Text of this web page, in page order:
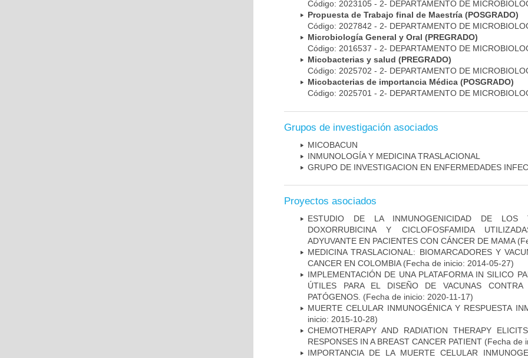
Código: 2023105 - 2- DEPARTAMENTO DE
Propuesta de Trabajo final de Maestría (POSGRADO)
Código: 2027842 - 2- DEPARTAMENTO DE
Microbiología General y Oral (PREGRADO)
Código: 2016537 - 2- DEPARTAMENTO DE
Micobacterias y salud (PREGRADO)
Código: 2025702 - 2- DEPARTAMENTO DE
Micobacterias de importancia Médica (POSGRADO)
Código: 2025701 - 2- DEPARTAMENTO DE
Grupos de investigación asociados
MICOBAC­UN
INMUNOLOGÍA Y MEDICINA TRASLACIONAL
GRUPO DE INVESTIGACION EN ENFERMEDADES
Proyectos asociados
ESTUDIO DE LA INMUNOGENICIDAD DE LOS
DOXORRUBICINA Y CICLOFOSFAMIDA
ADYUVANTE EN PACIENTES CON CÁNCER DE MAMA
MEDICINA TRASLACIONAL: BIOMARCADORES Y
CANCER EN COLOMBIA(Fecha de inicio: 2014-05-27)
IMPLEMENTACIÓN DE UNA PLATAFORMA IN SILICO
ÚTILES PARA EL DISEÑO DE VACUNAS
PATÓGENOS. (Fecha de inicio: 2020-11-17)
MUERTE CELULAR INMUNOGÉNICA Y RESPUESTA
inicio: 2015-10-28)
CHEMOTHERAPY AND RADIATION THERAPY
RESPONSES IN A BREAST CANCER PATIENT (Fecha de
IMPORTANCIA DE LA MUERTE CELULAR